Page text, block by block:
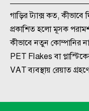
গাড়ির ট্যাক্স কত, কীভাবে
প্রকাশিত হলো মূসক
কীভাবে নতুন কোম্পানির
PET Flakes বা
VAT ব্যবস্থায় রেয়াত